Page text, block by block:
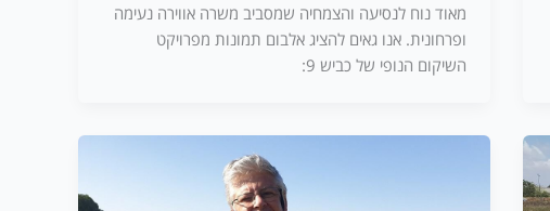
מאוד נוח לנסיעה והצמחיה שמסביב משרה אווירה נעימה
ופרחונית. אנו גאים להציג אלבום תמונות מפרויקט
השיקום הנופי של כביש 9: